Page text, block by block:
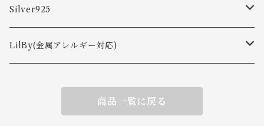
ピアス
ネックレス
バングル・ブレスレット
Silver925
ピアス
LilBy(金属アレルギー対応)
商品一覧に戻る